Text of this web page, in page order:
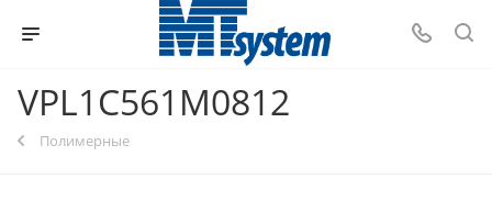
VPL1C561M0812
Полимерные